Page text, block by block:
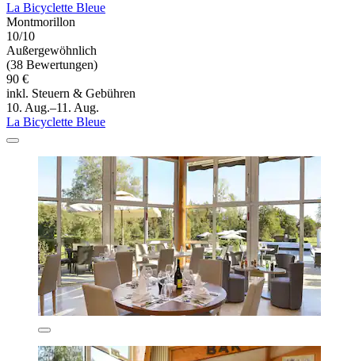
La Bicyclette Bleue
Montmorillon
10/10
Außergewöhnlich
(38 Bewertungen)
90 €
inkl. Steuern & Gebühren
10. Aug.–11. Aug.
La Bicyclette Bleue